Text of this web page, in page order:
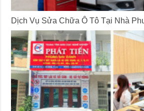
Dịch Vụ Sửa Chữa Ô Tô Tại Nhà